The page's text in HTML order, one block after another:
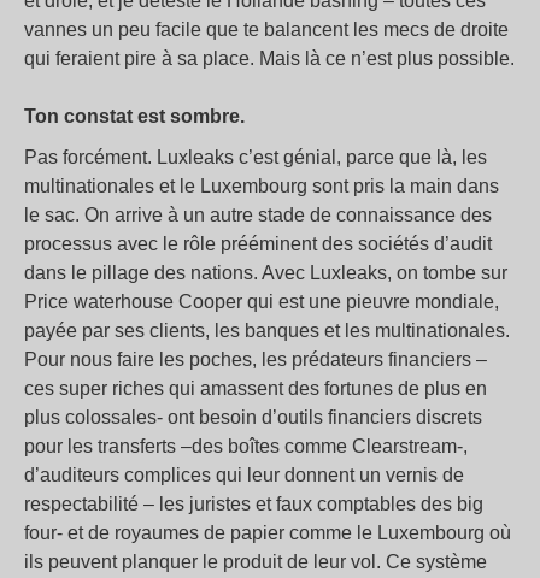
vannes un peu facile que te balancent les mecs de droite
qui feraient pire à sa place. Mais là ce n’est plus possible.
Ton constat est sombre.
Pas forcément. Luxleaks c’est génial, parce que là, les
multinationales et le Luxembourg sont pris la main dans
le sac. On arrive à un autre stade de connaissance des
processus avec le rôle prééminent des sociétés d’audit
dans le pillage des nations. Avec Luxleaks, on tombe sur
Price waterhouse Cooper qui est une pieuvre mondiale,
payée par ses clients, les banques et les multinationales.
Pour nous faire les poches, les prédateurs financiers –
ces super riches qui amassent des fortunes de plus en
plus colossales- ont besoin d’outils financiers discrets
pour les transferts –des boîtes comme Clearstream-,
d’auditeurs complices qui leur donnent un vernis de
respectabilité – les juristes et faux comptables des big
four- et de royaumes de papier comme le Luxembourg où
ils peuvent planquer le produit de leur vol. Ce système